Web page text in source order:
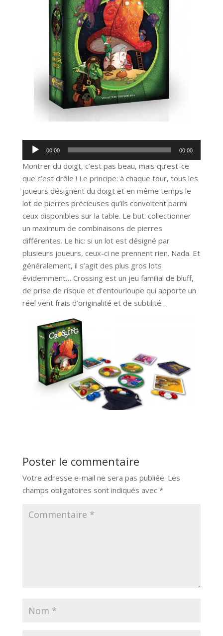
Lecteur
audio
00:00 00:00
Montrer du doigt, c’est pas beau, mais qu’est-ce
que c’est drôle ! Le principe: à chaque tour, tous les
joueurs désignent du doigt et en même temps le
lot de pierres précieuses qu’ils convoitent parmi
ceux disponibles sur la table. Le but: collectionner
un maximum de combinaisons de pierres
différentes. Le hic: si un lot est désigné par
plusieurs joueurs, ceux-ci ne prennent rien. Nada. Et
généralement, il s’agit des plus gros lots
évidemment… Crossing est un jeu familial de bluff,
de prise de risque et d’entourloupe qui apporte un
réel vent frais d’originalité et de subtilité…
Poster le commentaire
Votre adresse e-mail ne sera pas publiée. Les
champs obligatoires sont indiqués avec *